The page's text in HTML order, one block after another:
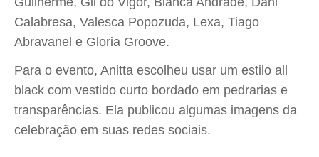
Calabresa, Valesca Popozuda, Lexa, Tiago
Abravanel e Gloria Groove.
Para o evento, Anitta escolheu usar um estilo all
black com vestido curto bordado em pedrarias e
transparências. Ela publicou algumas imagens da
celebração em suas redes sociais.